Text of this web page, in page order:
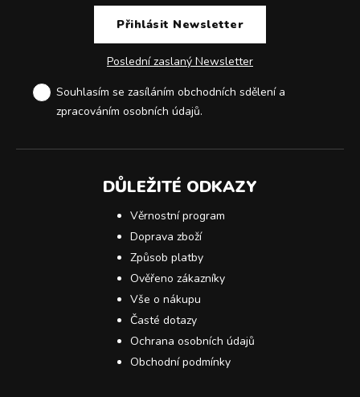
Poslední zaslaný Newsletter
Souhlasím se zasíláním obchodních sdělení a
zpracováním osobních údajů.
DŮLEŽITÉ ODKAZY
Věrnostní program
Doprava zboží
Způsob platby
Ověřeno zákazníky
Vše o nákupu
Časté dotazy
Ochrana osobních údajů
Obchodní podmínky